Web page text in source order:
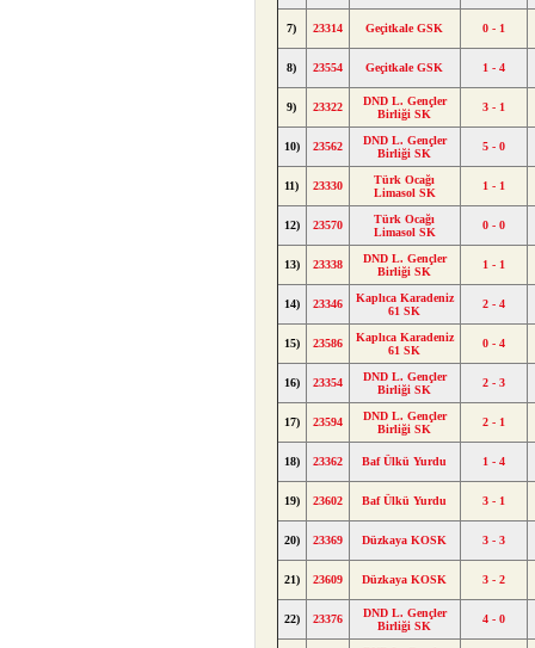
7) 23314 Geçitkale GSK 0 - 1
8) 23554 Geçitkale GSK 1 - 4
9) 23322
DND L. Gençler
Birliği SK
3 - 1
10) 23562
DND L. Gençler
Birliği SK
5 - 0
11) 23330
Türk Ocağı
Limasol SK
1 - 1
12) 23570
Türk Ocağı
Limasol SK
0 - 0
13) 23338
DND L. Gençler
Birliği SK
1 - 1
14) 23346
Kaplıca Karadeniz
61 SK
2 - 4
15) 23586
Kaplıca Karadeniz
61 SK
0 - 4
16) 23354
DND L. Gençler
Birliği SK
2 - 3
17) 23594
DND L. Gençler
Birliği SK
2 - 1
18) 23362 Baf Ülkü Yurdu 1 - 4
19) 23602 Baf Ülkü Yurdu 3 - 1
20) 23369 Düzkaya KOSK 3 - 3
21) 23609 Düzkaya KOSK 3 - 2
22) 23376
DND L. Gençler
Birliği SK
4 - 0